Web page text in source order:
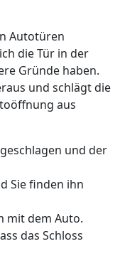
Autotüren
die Tür in der
Gründe haben.
und schlägt die
aus
und der
Sie finden ihn
mit dem Auto.
das Schloss